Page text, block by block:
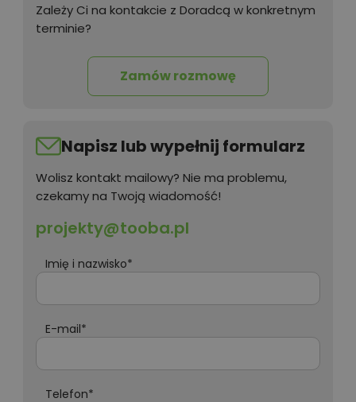
Zależy Ci na kontakcie z Doradcą w konkretnym
terminie?
Zamów rozmowę
Napisz lub wypełnij formularz
Wolisz kontakt mailowy? Nie ma problemu,
czekamy na Twoją wiadomość!
projekty@tooba.pl
Imię i nazwisko*
E-mail*
Telefon*